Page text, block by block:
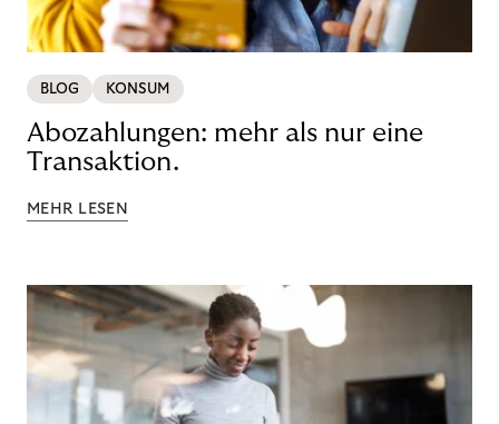
BLOG KONSUM
Abozahlungen: mehr als nur eine
Transaktion.
MEHR LESEN